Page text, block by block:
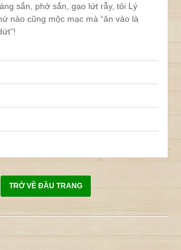
sắn, phở sắn, gạo lứt rẫy, tỏi Lý
nào cũng mộc mạc mà “ăn vào là
TRỞ VỀ ĐẦU TRANG